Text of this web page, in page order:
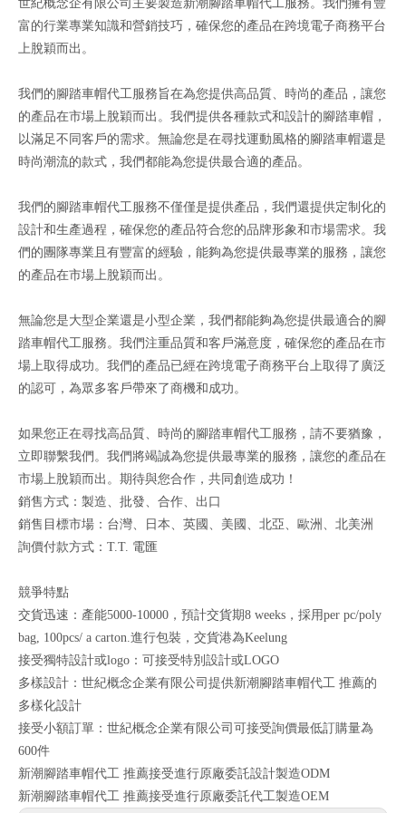
世紀概念企有限公司主要製造新潮腳踏車帽代工服務。我們擁有豐
富的行業專業知識和營銷技巧，確保您的產品在跨境電子商務平台
上脫穎而出。
我們的腳踏車帽代工服務旨在為您提供高品質、時尚的產品，讓您
的產品在市場上脫穎而出。我們提供各種款式和設計的腳踏車帽，
以滿足不同客戶的需求。無論您是在尋找運動風格的腳踏車帽還是
時尚潮流的款式，我們都能為您提供最合適的產品。
我們的腳踏車帽代工服務不僅僅是提供產品，我們還提供定制化的
設計和生產過程，確保您的產品符合您的品牌形象和市場需求。我
們的團隊專業且有豐富的經驗，能夠為您提供最專業的服務，讓您
的產品在市場上脫穎而出。
無論您是大型企業還是小型企業，我們都能夠為您提供最適合的腳
踏車帽代工服務。我們注重品質和客戶滿意度，確保您的產品在市
場上取得成功。我們的產品已經在跨境電子商務平台上取得了廣泛
的認可，為眾多客戶帶來了商機和成功。
如果您正在尋找高品質、時尚的腳踏車帽代工服務，請不要猶豫，
立即聯繫我們。我們將竭誠為您提供最專業的服務，讓您的產品在
市場上脫穎而出。期待與您合作，共同創造成功！
銷售方式：製造、批發、合作、出口
銷售目標市場：台灣、日本、英國、美國、北亞、歐洲、北美洲
詢價付款方式：T.T. 電匯
競爭特點
交貨迅速：產能5000-10000，預計交貨期8 weeks，採用per pc/poly
bag, 100pcs/ a carton.進行包裝，交貨港為Keelung
接受獨特設計或logo：可接受特別設計或LOGO
多樣設計：世紀概念企業有限公司提供新潮腳踏車帽代工 推薦的
多樣化設計
接受小額訂單：世紀概念企業有限公司可接受詢價最低訂購量為
600件
新潮腳踏車帽代工 推薦接受進行原廠委託設計製造ODM
新潮腳踏車帽代工 推薦接受進行原廠委託代工製造OEM